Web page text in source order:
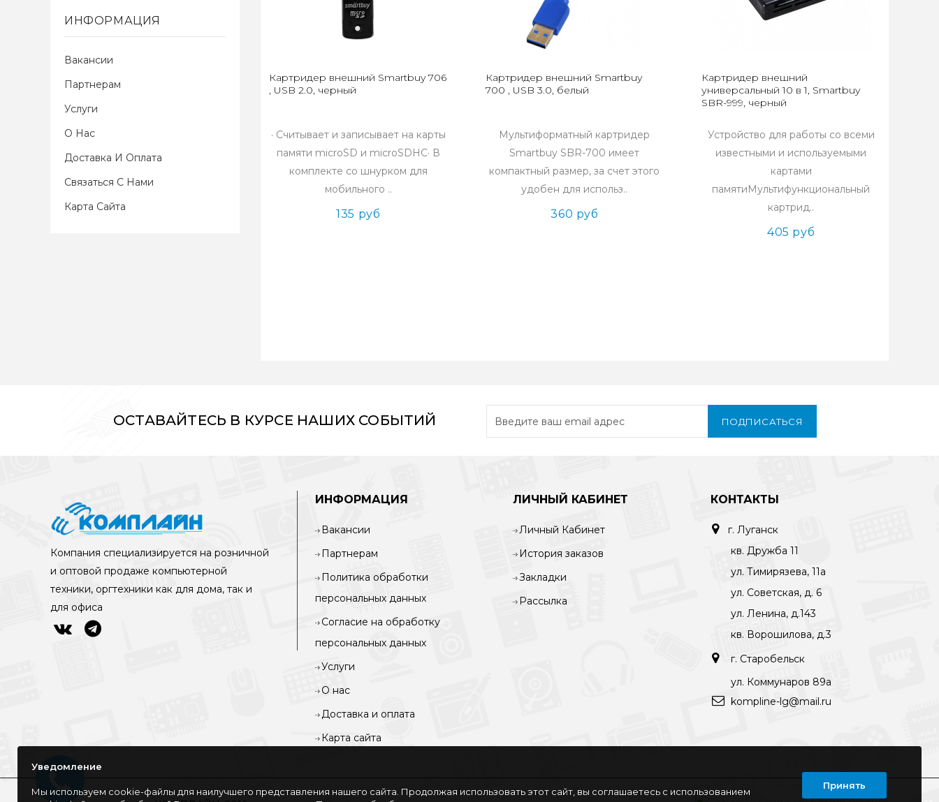
ИНФОРМАЦИЯ
Вакансии
Партнерам
Услуги
О Нас
Доставка И Оплата
Связаться С Нами
Карта Сайта
Картридер внешний Smartbuy 706
, USB 2.0, черный
· Считывает и записывает на карты
памяти microSD и microSDHC· В
комплекте со шнурком для
мобильного ..
135 руб
Картридер внешний Smartbuy
700 , USB 3.0, белый
Мультиформатный картридер
Smartbuy SBR-700 имеет
компактный размер, за счет этого
удобен для использ..
360 руб
Картридер внешний
универсальный 10 в 1, Smartbuy
SBR-999, черный
Устройство для работы со всеми
известными и используемыми
картами
памятиМультифункциональный
картрид..
405 руб
ОСТАВАЙТЕСЬ В КУРСЕ НАШИХ СОБЫТИЙ ПОДПИСАТЬСЯ
Компания специализируется на розничной
и оптовой продаже компьютерной
техники, оргтехники как для дома, так и
для офиса
ИНФОРМАЦИЯ
Вакансии
Партнерам
Политика обработки
персональных данных
Согласие на обработку
персональных данных
Услуги
О нас
Доставка и оплата
Карта сайта
ЛИЧНЫЙ КАБИНЕТ
Личный Кабинет
История заказов
Закладки
Рассылка
КОНТАКТЫ
г. Луганск
кв. Дружба 11
ул. Тимирязева, 11а
ул. Советская, д. 6
ул. Ленина, д.143
кв. Ворошилова, д.3
г. Старобельск
ул. Коммунаров 89а
kompline-lg@mail.ru
Уведомление
Мы используем cookie-файлы для наилучшего представления нашего сайта. Продолжая использовать этот сайт, вы соглашаетесь с использованием
Принять